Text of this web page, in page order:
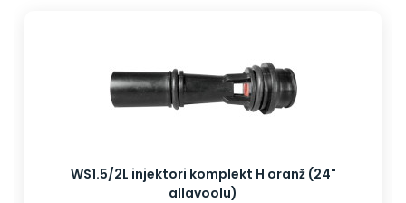
WS1.5/2L injektori komplekt H oranž (24"
allavoolu)